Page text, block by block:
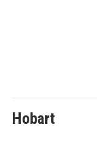
Hobart